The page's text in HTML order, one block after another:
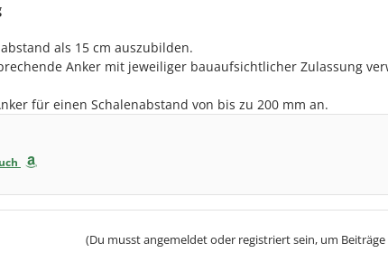
als 15 cm auszubilden.
Anker mit jeweiliger bauaufsichtlicher Zulassung
für einen Schalenabstand von bis zu 200 mm an.
(Du musst angemeldet oder registriert sein, um